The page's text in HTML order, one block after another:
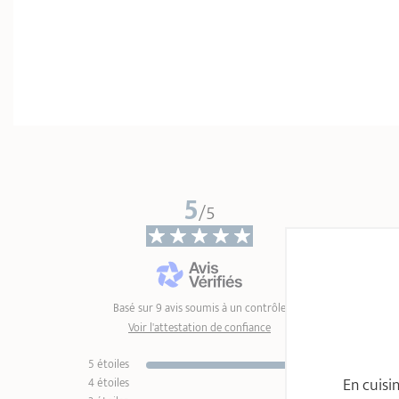
5/5
Basé sur 9 avis soumis à un contrôle
Voir l'attestation de confiance
5 étoiles
4 étoiles
En